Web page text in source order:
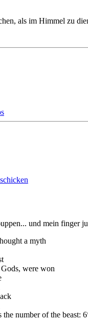
als im Himmel zu
und mein finger
a myth
were won
number of the beast: